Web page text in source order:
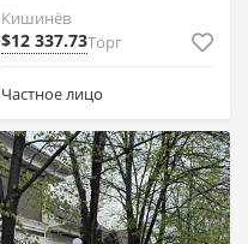
Кишинёв
$12 337.73Торг
Частное лицо